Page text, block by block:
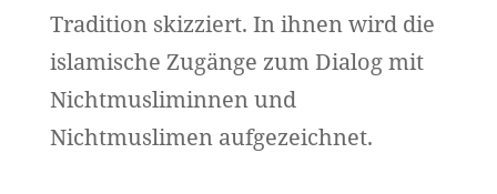
Tradition skizziert. In ihnen wird die
islamische Zugänge zum Dialog mit
Nichtmusliminnen und
Nichtmuslimen aufgezeichnet.